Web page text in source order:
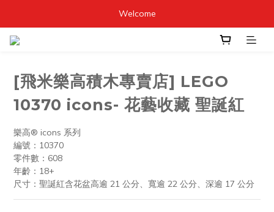
Welcome
[飛米樂高積木專賣店] LEGO
10370 icons- 花藝收藏 聖誕紅
樂高® icons 系列
編號：10370
零件數：608
年齡：18+
尺寸：聖誕紅含花盆高逾 21 公分、寬逾 22 公分、深逾 17 公分